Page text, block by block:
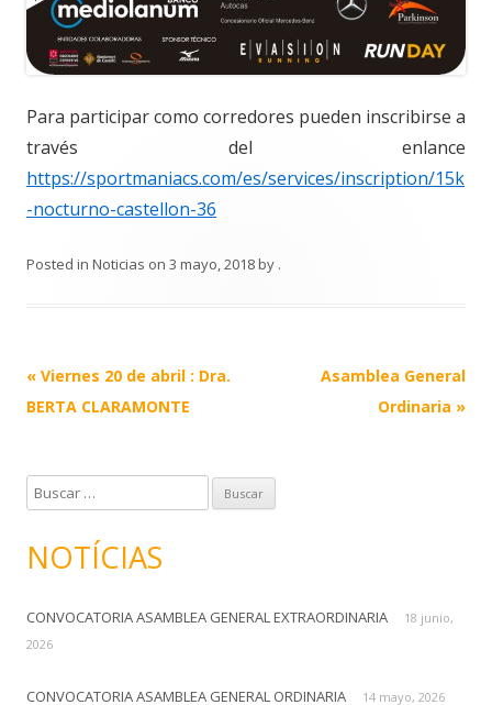
Para participar como corredores pueden inscribirse a
través del enlance
https://sportmaniacs.com/es/services/inscription/15k
-nocturno-castellon-36
Posted in Noticias on 3 mayo, 2018by .
Post
navigation
« Viernes 20 de abril : Dra.
BERTA CLARAMONTE
Asamblea General
Ordinaria »
u
c
r
:
NOTÍCIAS
CONVOCATORIA ASAMBLEA GENERAL EXTRAORDINARIA
18 junio,
2026
CONVOCATORIA ASAMBLEA GENERAL ORDINARIA 14 mayo, 2026